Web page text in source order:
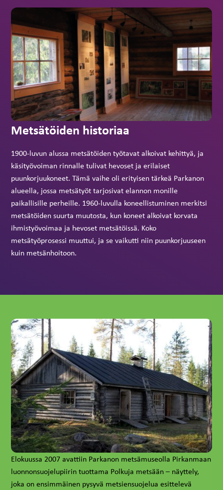
Metsätöiden historiaa
1900-luvun alussa metsätöiden työtavat alkoivat kehittyä, ja
käsityövoiman rinnalle tulivat hevoset ja erilaiset
puunkorjuukoneet. Tämä vaihe oli erityisen tärkeä Parkanon
alueella, jossa metsätyöt tarjosivat elannon monille
paikallisille perheille. 1960-luvulla koneellistuminen merkitsi
metsätöiden suurta muutosta, kun koneet alkoivat korvata
ihmistyövoimaa ja hevoset metsätöissä. Koko
metsätyöprosessi muuttui, ja se vaikutti niin puunkorjuuseen
kuin metsänhoitoon.
Elokuussa 2007 avattiin Parkanon metsämuseolla Pirkanmaan
luonnonsuojelupiirin tuottama Polkuja metsään – näyttely,
joka on ensimmäinen pysyvä metsiensuojelua esittelevä